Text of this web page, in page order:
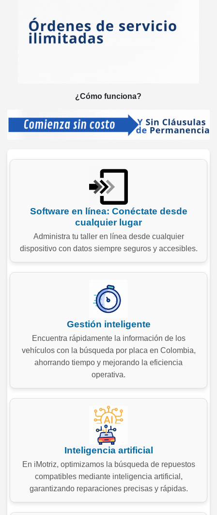
¿Cómo funciona?
Software en línea: Conéctate desde
cualquier lugar
Administra tu taller en línea desde cualquier
dispositivo con datos siempre seguros y accesibles.
Gestión inteligente
Encuentra rápidamente la información de los
vehículos con la búsqueda por placa en Colombia,
ahorrando tiempo y mejorando la eficiencia
operativa.
Inteligencia artificial
En iMotriz, optimizamos la búsqueda de repuestos
compatibles mediante inteligencia artificial,
garantizando reparaciones precisas y rápidas.